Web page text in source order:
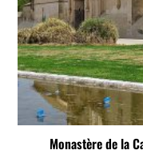
Monastère de la